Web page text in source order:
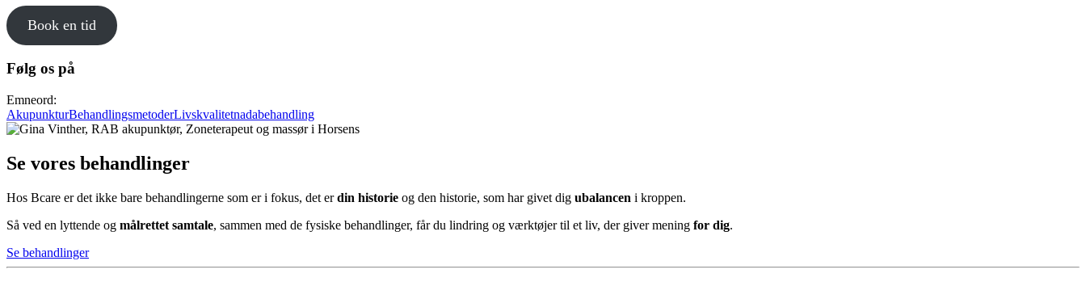
Book en tid
Følg os på
Emneord:
AkupunkturBehandlingsmetoderLivskvalitetnadabehandling
Se vores behandlinger
Hos Bcare er det ikke bare behandlingerne som er i fokus, det erdin historie og den historie, som har givet dig ubalancen i kroppen.
Så ved en lyttende og målrettet samtale, sammen med de fysiske behandlinger, får du lindring og værktøjer til et liv, der giver mening for dig.
Se behandlinger